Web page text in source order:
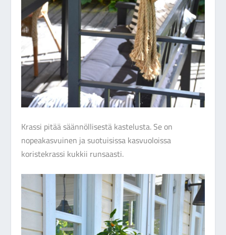
Krassi pitää säännöllisestä kastelusta. Se on
nopeakasvuinen ja suotuisissa kasvuoloissa
koristekrassi kukkii runsaasti.